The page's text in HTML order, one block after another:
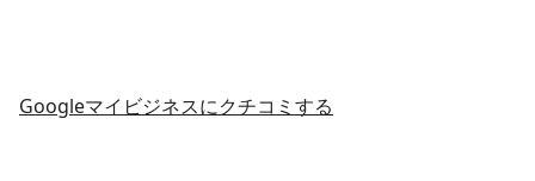
Googleマイビジネスにクチコミする